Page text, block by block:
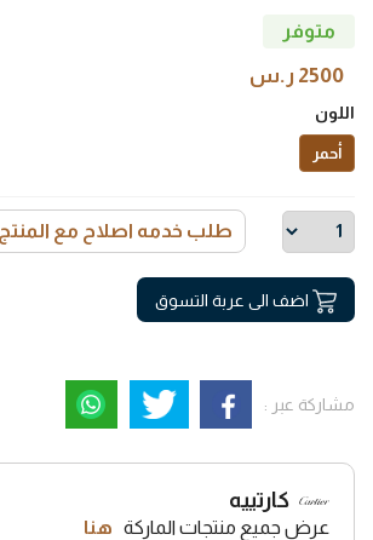
متوفر
2500 ر.س
اللون
أحمر
طلب خدمه اصلاح مع المنتج
اضف الى عربة التسوق
مشاركة عبر :
كارتييه
عرض جميع منتجات الماركة هنا